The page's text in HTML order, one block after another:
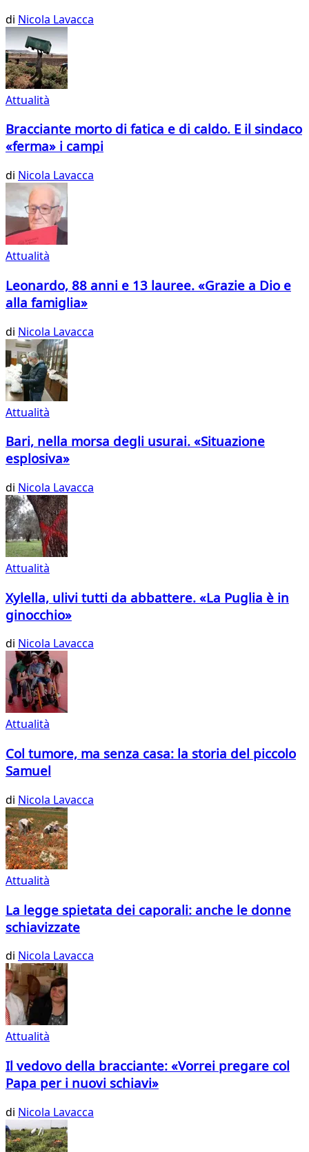
di Nicola Lavacca
Attualità
Bracciante morto di fatica e di caldo. E il sindaco
«ferma» i campi
di Nicola Lavacca
Attualità
Leonardo, 88 anni e 13 lauree. «Grazie a Dio e
alla famiglia»
di Nicola Lavacca
Attualità
Bari, nella morsa degli usurai. «Situazione
esplosiva»
di Nicola Lavacca
Attualità
Xylella, ulivi tutti da abbattere. «La Puglia è in
ginocchio»
di Nicola Lavacca
Attualità
Col tumore, ma senza casa: la storia del piccolo
Samuel
di Nicola Lavacca
Attualità
La legge spietata dei caporali: anche le donne
schiavizzate
di Nicola Lavacca
Attualità
Il vedovo della bracciante: «Vorrei pregare col
Papa per i nuovi schiavi»
di Nicola Lavacca